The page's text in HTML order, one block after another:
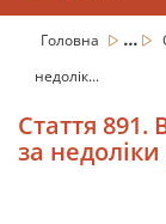
Головна ...
недолік...
Стаття 891.
за недоліки